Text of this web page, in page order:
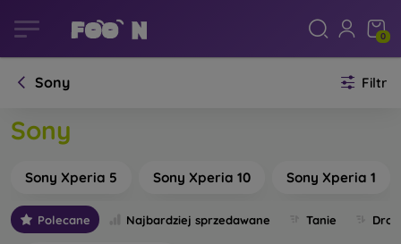
0
Sony Filtr
Sony
Sony Xperia 5 Sony Xperia 10 Sony Xperia 1
Polecane Najbardziej sprzedawane Tanie